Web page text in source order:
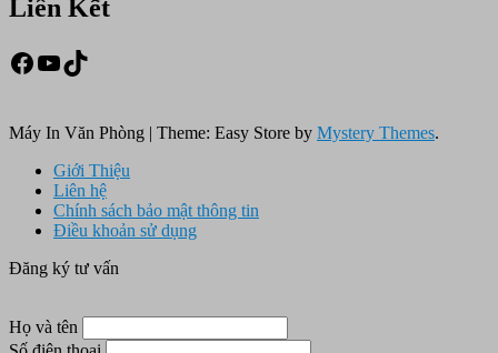
Liên Kết
Facebook
Youtube
TikTok
Máy In Văn Phòng | Theme: Easy Store by Mystery Themes.
Giới Thiệu
Liên hệ
Chính sách bảo mật thông tin
Điều khoản sử dụng
Đăng ký tư vấn
Họ và tên